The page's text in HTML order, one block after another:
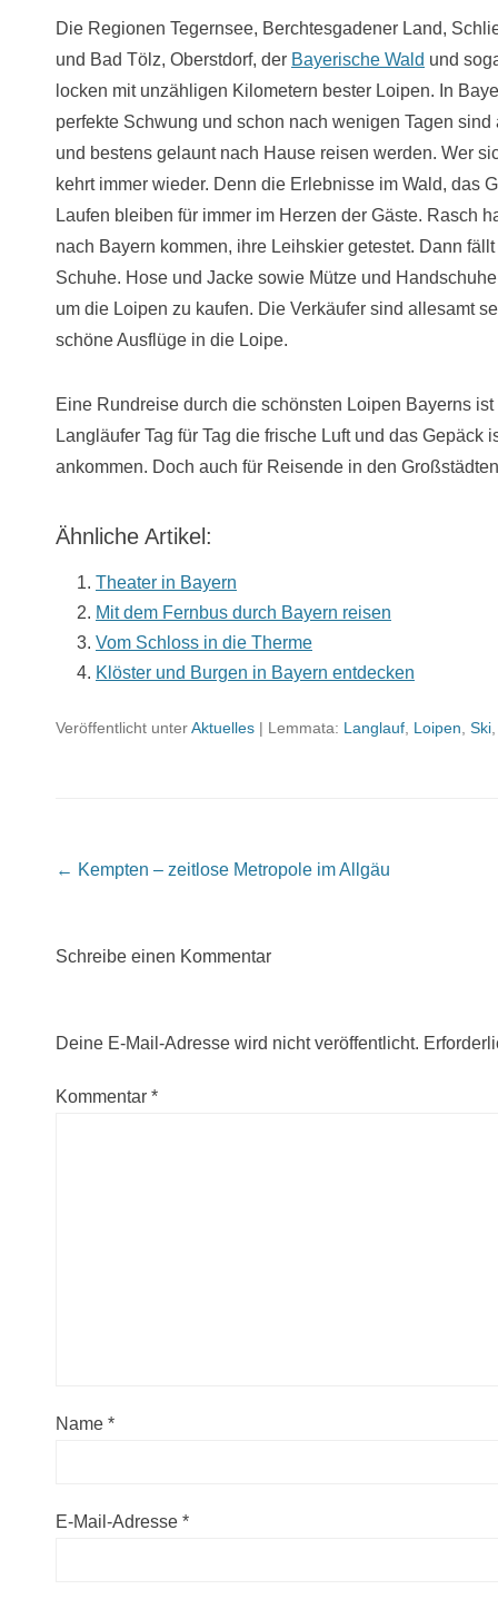
Die Regionen Tegernsee, Berchtesgadener Land,
und Bad Tölz, Oberstdorf, der Bayerische Wald und
locken mit unzähligen Kilometern bester Loipen. In
perfekte Schwung und schon nach wenigen Tagen
und bestens gelaunt nach Hause reisen werden. Wer
kehrt immer wieder. Denn die Erlebnisse im Wald, das
Laufen bleiben für immer im Herzen der Gäste. Rasch
nach Bayern kommen, ihre Leihskier getestet. Dann
Schuhe. Hose und Jacke sowie Mütze und
um die Loipen zu kaufen. Die Verkäufer sind allesamt
schöne Ausflüge in die Loipe.
Eine Rundreise durch die schönsten Loipen Bayerns
Langläufer Tag für Tag die frische Luft und das Gepäck
ankommen. Doch auch für Reisende in den
Ähnliche Artikel:
Theater in Bayern
Mit dem Fernbus durch Bayern reisen
Vom Schloss in die Therme
Klöster und Burgen in Bayern entdecken
Veröffentlicht unterAktuelles | Lemmata: Langlauf Loipen Ski
Beitragsnavigation
← Kempten – zeitlose Metropole im Allgäu
Schreibe einen Kommentar
Deine E-Mail-Adresse wird nicht veröffentlicht.
Kommentar *
Name *
E-Mail-Adresse *